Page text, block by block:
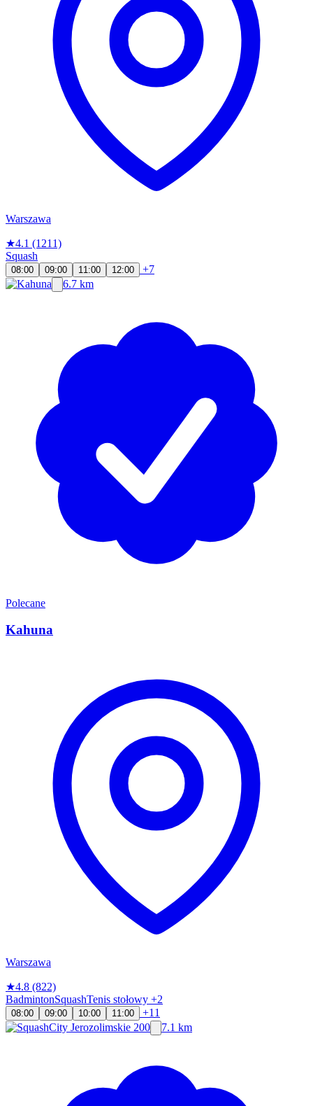
Warszawa
★4.1 (1211)
Squash
08:00 09:00 11:00 12:00
+7
6.7 km
Polecane
Kahuna
Warszawa
★4.8 (822)
BadmintonSquashTenis stołowy +2
08:00 09:00 10:00 11:00
+11
7.1 km